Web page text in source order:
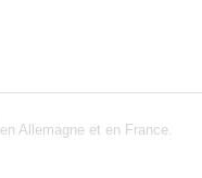
en Allemagne et en France.